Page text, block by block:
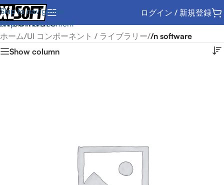
Skip to navigation
Skip to main content
ログイン / 新規登録
/n software
ホーム/UI コンポーネント / ライブラリー//n software
Show column